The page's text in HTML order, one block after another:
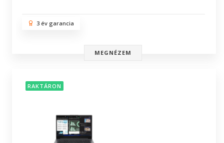
3 év garancia
MEGNÉZEM
RAKTÁRON